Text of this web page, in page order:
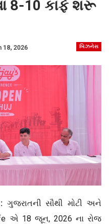
8-10 કાફે શરૂ
બિઝનેસ
18, 2026
ગુજરાતની સૌથી મોટી અને
એ 18 જૂન, 2026 ના રોજ